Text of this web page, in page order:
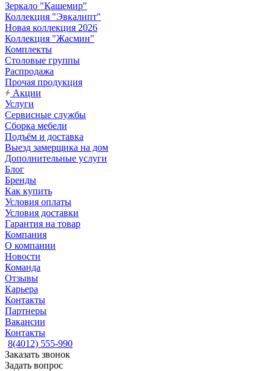
Зеркало "Кашемир"
Коллекция "Эвкалипт"
Новая коллекция 2026
Коллекция "Жасмин"
Комплекты
Столовые группы
Распродажа
Прочая продукция
Акции
Услуги
Сервисные службы
Сборка мебели
Подъём и доставка
Выезд замерщика на дом
Дополнительные услуги
Блог
Бренды
Как купить
Условия оплаты
Условия доставки
Гарантия на товар
Компания
О компании
Новости
Команда
Отзывы
Карьера
Контакты
Партнеры
Вакансии
Контакты
8(4012) 555-990
Заказать звонок
Задать вопрос